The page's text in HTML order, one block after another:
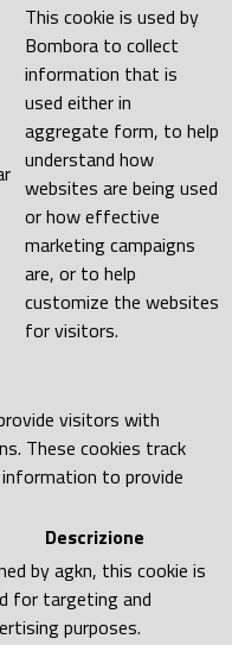
This cookie is used by
Bombora to collect
information that is
used either in
aggregate form, to help
understand how
websites are being used
or how effective
marketing campaigns
are, or to help
customize the websites
for visitors.
visitors with
These cookies track
to provide
Descrizione
by agkn, this cookie is
for targeting and
purposes.